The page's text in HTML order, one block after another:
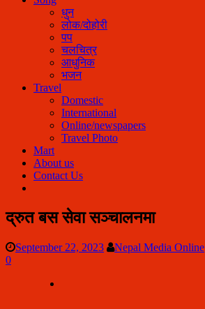
धुन
लोक/दोहोरी
पप
चलचित्र
आधुनिक
भजन
Travel
Domestic
International
Online/newspapers
Travel Photo
Mart
About us
Contact Us
द्रुत बस सेवा सञ्चालनमा
September 22, 2023 Nepal Media Online
0